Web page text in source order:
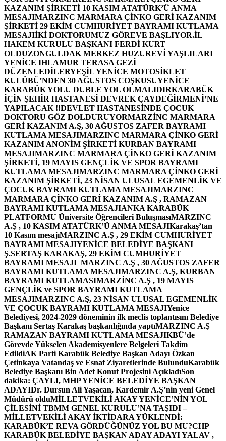
KAZANIM ŞİRKETİ 10 KASIM ATATÜRK’Ü ANMA
MESAJIMARZINC MARMARA ÇİNKO GERİ KAZANIM
ŞİRKETİ 29 EKİM CUMHURİYET BAYRAMI KUTLAMA
MESAJIİKİ DOKTORUMUZ GÖREVE BAŞLIYOR.İL
HAKEM KURULU BAŞKANI FERDİ KURT
OLDUZONGULDAK MERKEZ HUZUREVİ YAŞLILARI
YENİCE IHLAMUR TERASA GEZİ
DÜZENLEDİLERYEŞİL YENİCE MOTOSİKLET
KULÜBÜ’NDEN 30 AĞUSTOS COŞKUSUYENİCE
KARABÜK YOLU DUBLE YOL OLMALIDIRKARABÜK
İÇİN ŞEHİR HASTANESİ DEVREK ÇAYDEĞİRMENİ’NE
YAPILACAK !!DEVLET HASTANESİNDE ÇOCUK
DOKTORU GÖZ DOLDURUYORMARZİNC MARMARA
GERİ KAZANIM A.Ş, 30 AĞUSTOS ZAFER BAYRAMI
KUTLAMA MESAJIMARZINC MARMARA ÇİNKO GERİ
KAZANIM ANONİM ŞİRKETİ KURBAN BAYRAMI
MESAJIMARZINC MARMARA ÇİNKO GERİ KAZANIM
ŞİRKETİ, 19 MAYIS GENÇLİK VE SPOR BAYRAMI
KUTLAMA MESAJIMARZINC MARMARA ÇİNKO GERİ
KAZANIM ŞİRKETİ, 23 NİSAN ULUSAL EGEMENLİK VE
ÇOCUK BAYRAMI KUTLAMA MESAJIMARZINC
MARMARA ÇİNKO GERİ KAZANIM A.Ş , RAMAZAN
BAYRAMI KUTLAMA MESAJIANKA KARABÜK
PLATFORMU Üniversite Öğrencileri BuluşmasıMARZINC
A.Ş , 10 KASIM ATATÜRK’Ü ANMA MESAJIKarakaş’tan
10 Kasım mesajıMARZINC A.Ş , 29 EKİM CUMHURİYET
BAYRAMI MESAJIYENİCE BELEDİYE BAŞKANI
Ş.SERTAŞ KARAKAŞ, 29 EKİM CUMHURİYET
BAYRAMI MESAJI MARZINC A.Ş , 30 AĞUSTOS ZAFER
BAYRAMI KUTLAMA MESAJIMARZINC A.Ş, KURBAN
BAYRAMI KUTLAMASIMARZİNC A.Ş , 19 MAYIS
GENÇLİK ve SPOR BAYRAMI KUTLAMA
MESAJIMARZINC A.Ş, 23 NİSAN ULUSAL EGEMENLİK
VE ÇOCUK BAYRAMI KUTLAMA MESAJIYenice
Belediyesi, 2024-2029 döneminin ilk meclis toplantısını Belediye
Başkanı Sertaş Karakaş başkanlığında yaptıMARZINC A.Ş
RAMAZAN BAYRAMI KUTLAMA MESAJIKBÜ’de
Görevde Yükselen Akademisyenlere Belgeleri Takdim
EdildiAK Parti Karabük Belediye Başkan Adayı Özkan
Çetinkaya Vatandaş ve Esnaf Ziyaretlerinde BulunduKarabük
Belediye Başkanı Bin Adet Konut Projesini AçıkladıSon
dakika: ÇAYLI, MHP YENİCE BELEDİYE BAŞKAN
ADAYIDr. Dursun Ali Yaşacan, Kardemir A.Ş’nin yeni Genel
Müdürü olduMİLLETVEKİLİ AKAY YENİCE’NİN YOL
ÇİLESİNİ TBMM GENEL KURULU’NA TAŞIDI –
MİLLETVEKİLİ AKAY İKTİDARA YÜKLENDİ:
KARABÜK’E REVA GÖRDÜĞÜNÜZ YOL BU MU?CHP
KARABÜK BELEDİYE BAŞKAN ADAY ADAYI YALAV ,